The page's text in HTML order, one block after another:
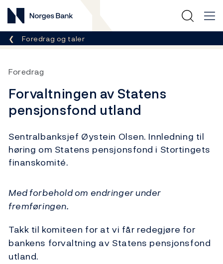
Norges Bank
Her er du nå:
Foredrag og taler
Foredrag
Forvaltningen av Statens
pensjonsfond utland
Sentralbanksjef Øystein Olsen. Innledning til
høring om Statens pensjonsfond i Stortingets
finanskomité.
Med forbehold om endringer under
fremføringen.
Takk til komiteen for at vi får redegjøre for
bankens forvaltning av Statens pensjonsfond
utland.